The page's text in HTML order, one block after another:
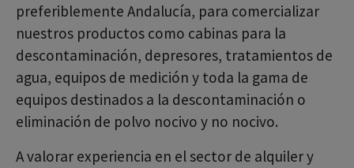
preferiblemente Andalucía, para comercializar
nuestros productos como cabinas para la
descontaminación, depresores, tratamientos de
agua, equipos de medición y toda la gama de
equipos destinados a la descontaminación o
eliminación de polvo nocivo y no nocivo.
A valorar experiencia en el sector de alquiler y